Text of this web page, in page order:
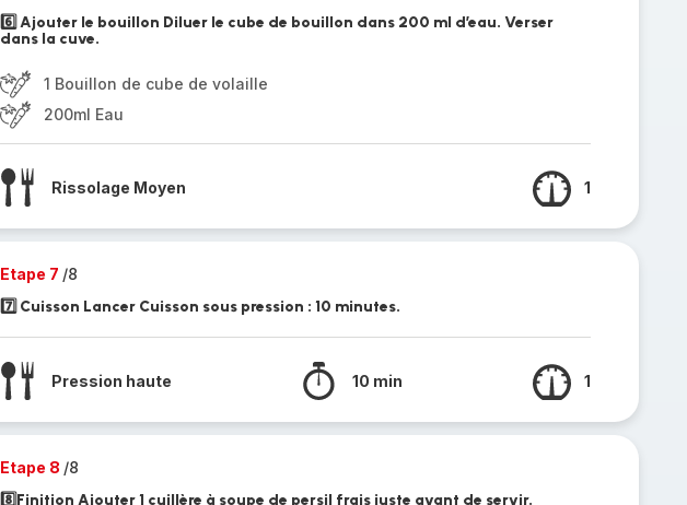
6️⃣ Ajouter le bouillon Diluer le cube de bouillon dans 200 ml d’eau. Verser
dans la cuve.
1 Bouillon de cube de volaille
200ml Eau
Rissolage Moyen 1
Etape 7 /8
7️⃣ Cuisson Lancer Cuisson sous pression : 10 minutes.
Pression haute 10 min 1
Etape 8 /8
8️⃣Finition Ajouter 1 cuillère à soupe de persil frais juste avant de servir.